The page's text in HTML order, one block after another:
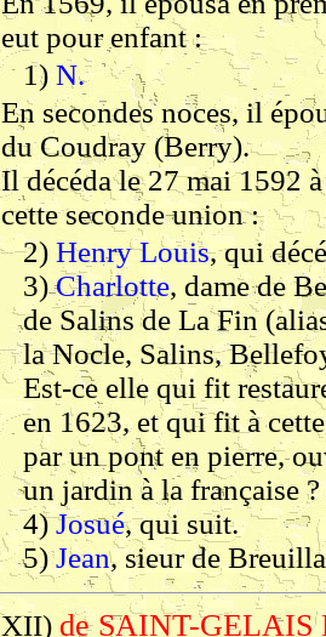
eut pour enfant :
1) N.
En secondes noces, il
du Coudray (Berry).
Il décéda le 27 mai 1592
cette seconde union :
2) Henry Louis, qui
3)Charlotte, dame de
de Salins de La Fin
la Nocle, Salins,
Est-ce elle qui fit
en 1623, et qui fit à
par un pont en pierre,
un jardin à la française ?
4)Josué, qui suit.
5)Jean, sieur de
XII) de SAINT-GELAIS